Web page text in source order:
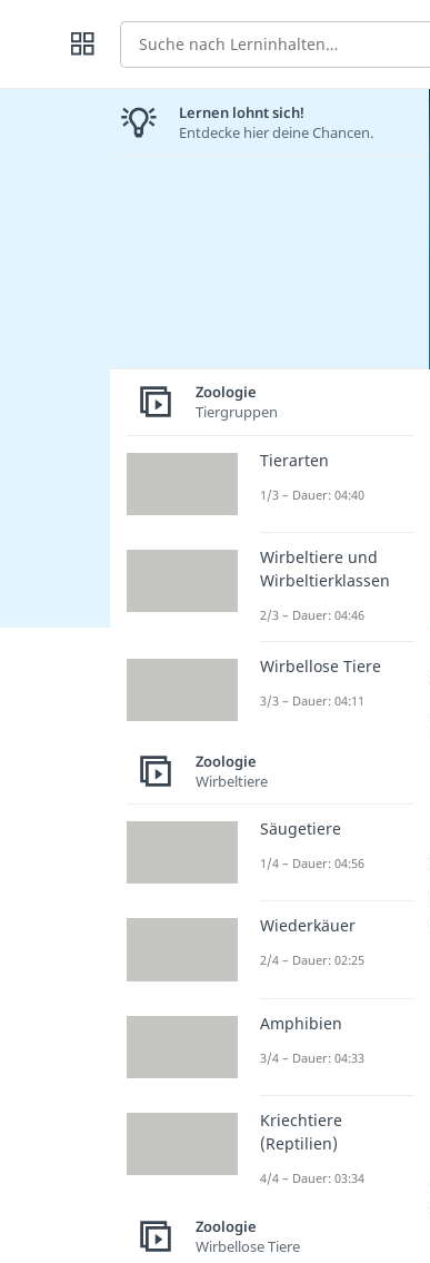
Suche
Lernen lohnt sich!
Entdecke hier deine Chancen.
Zoologie
Tiergruppen
Tierarten
1/3 – Dauer: 04:40
Wirbeltiere und
Wirbeltierklassen
2/3 – Dauer: 04:46
Wirbellose Tiere
3/3 – Dauer: 04:11
Zoologie
Wirbeltiere
Säugetiere
1/4 – Dauer: 04:56
Wiederkäuer
2/4 – Dauer: 02:25
Amphibien
3/4 – Dauer: 04:33
Kriechtiere
(Reptilien)
4/4 – Dauer: 03:34
Zoologie
Wirbellose Tiere